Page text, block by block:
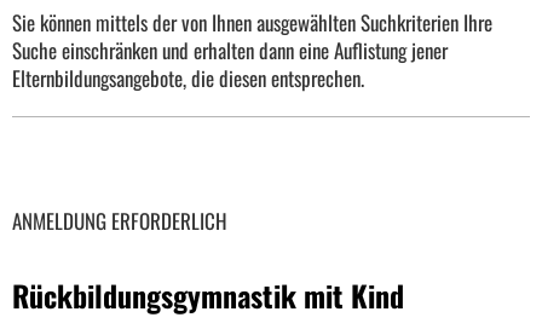
Sie können mittels der von Ihnen ausgewählten Suchkriterien Ihre
Suche einschränken und erhalten dann eine Auflistung jener
Elternbildungsangebote, die diesen entsprechen.
ANMELDUNG ERFORDERLICH
Rückbildungsgymnastik mit Kind